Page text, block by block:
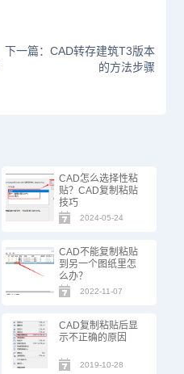
下一篇：CAD转存建筑T3版本
的方法步骤
CAD怎么选择性粘
贴？CAD复制粘贴
技巧
2024-05-24
CAD不能复制粘贴
到另一个图纸里怎
么办？
2022-11-07
CAD复制粘贴后显
示不正确的原因
2019-10-28